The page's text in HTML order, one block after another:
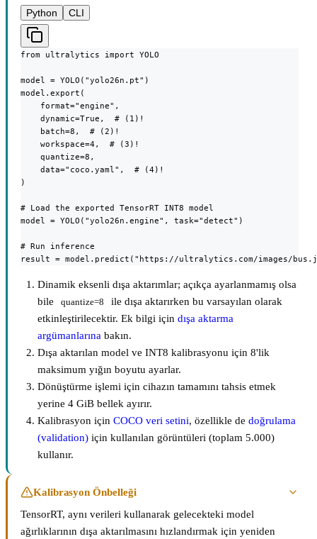
Python
CLI
from ultralytics import YOLO
model = YOLO("yolo26n.pt")
model.export(
    format="engine",
    dynamic=True,  # (1)!
    batch=8,  # (2)!
    workspace=4,  # (3)!
    quantize=8,
    data="coco.yaml",  # (4)!
)
# Load the exported TensorRT INT8 model
model = YOLO("yolo26n.engine", task="detect")
# Run inference
result = model.predict("https://ultralytics.com/images/
Dinamik eksenli dışa aktarımlar; açıkça ayarlanmamış olsa
bile
quantize=8
ile dışa aktarırken bu varsayılan olarak
etkinleştirilecektir. Ek bilgi için dışa aktarma
argümanlarına bakın.
Dışa aktarılan model ve INT8 kalibrasyonu için 8'lik
maksimum yığın boyutu ayarlar.
Dönüştürme işlemi için cihazın tamamını tahsis etmek
yerine 4 GiB bellek ayırır.
Kalibrasyon için COCO veri setini, özellikle de doğrulama
(validation) için kullanılan görüntüleri (toplam 5.000)
kullanır.
Kalibrasyon Önbelleği
TensorRT, aynı verileri kullanarak gelecekteki model
ağırlıklarının dışa aktarılmasını hızlandırmak için yeniden